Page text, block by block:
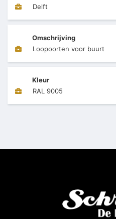
Delft
Omschrijving
Loopoorten voor buurt
Kleur
RAL 9005